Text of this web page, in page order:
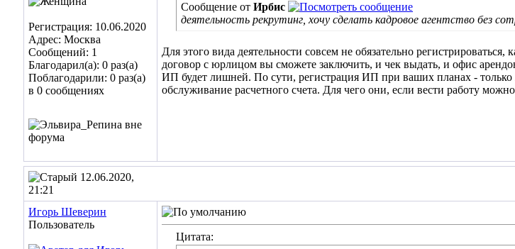
Регистрация: 10.06.2020
Адрес: Москва
Сообщений: 1
Благодарил(а): 0 раз(а)
Поблагодарили: 0 раз(а)
в 0 сообщениях
Сообщение от Ирбис
деятельность рекрутинг, хочу сделать кадровое агентство без
Для этого вида деятельности совсем не обязательно
договор с юрлицом вы сможете заключить, и чек выдать, и офис
ИП будет лишней. По сути, регистрация ИП при ваших планах -
обслуживание расчетного счета. Для чего они, если вести работу
12.06.2020,
21:21
Игорь Шеверин
Пользователь
Цитата: